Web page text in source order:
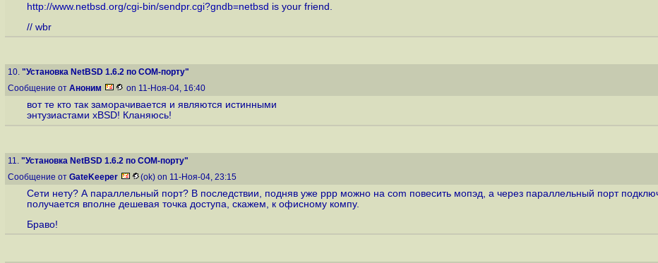
http://www.netbsd.org/cgi-bin/sendpr.cgi?gndb=netbsd is your friend.
// wbr
10. "Установка NetBSD 1.6.2 по COM-порту"
Сообщение от Аноним on 11-Ноя-04, 16:40
вот те кто так заморачивается и являются истинными
энтузиастами xBSD! Кланяюсь!
11. "Установка NetBSD 1.6.2 по COM-порту"
Сообщение от GateKeeper (ok) on 11-Ноя-04, 23:15
Сети нету? А параллельный порт? В последствии, подняв уже ppp можно на com повесить мопэд, а через параллельный порт
получается вполне дешевая точка доступа, скажем, к офисному компу.
Браво!